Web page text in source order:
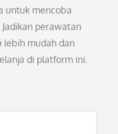
untuk mencoba
perawatan
lebih mudah dan
di platform ini.